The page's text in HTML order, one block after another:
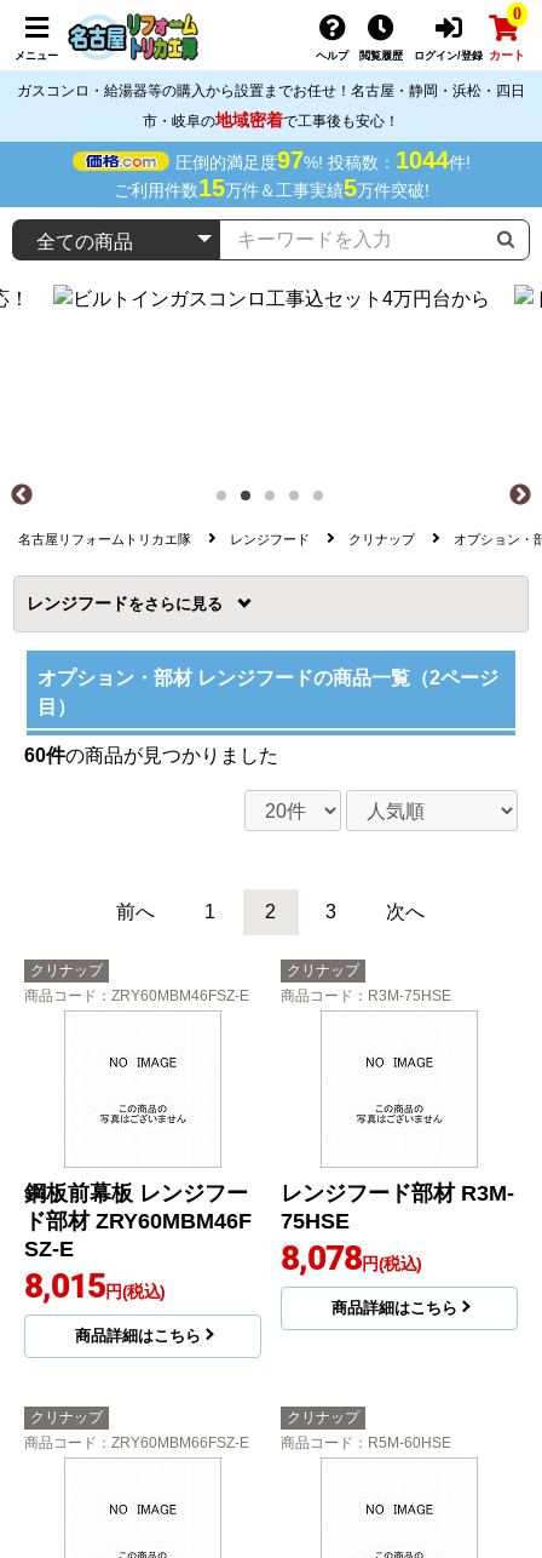
メニュー ヘルプ 閲覧履歴 ログイン/登録
0
カート
ガスコンロ・給湯器等の購入から設置までお任せ！名古屋・静岡・浜松・四日
市・岐阜の地域密着で工事後も安心！
圧倒的満足度97%! 投稿数： 1044件!
ご利用件数15万件＆工事実績5万件突破!
名古屋リフォームトリカエ隊 レンジフード クリナップ オプション・
レンジフードを
オプション・部材 レンジフードの商品一覧（2ページ
目）
60件の商品が見つかりました
前へ 1 2 3 次へ
クリナップ
商品コード ：ZRY60MBM46FSZ-E
鋼板前幕板 レンジフー
ド部材 ZRY60MBM46F
SZ-E
8,015円(税込)
商品詳細はこちら
クリナップ
商品コード ：R3M-75HSE
レンジフード部材 R3M-
75HSE
8,078円(税込)
商品詳細はこちら
クリナップ
商品コード ：ZRY60MBM66FSZ-E
クリナップ
商品コード ：R5M-60HSE